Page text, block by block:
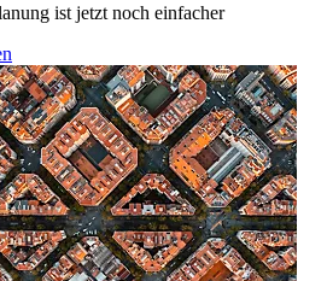
ist jetzt noch einfacher